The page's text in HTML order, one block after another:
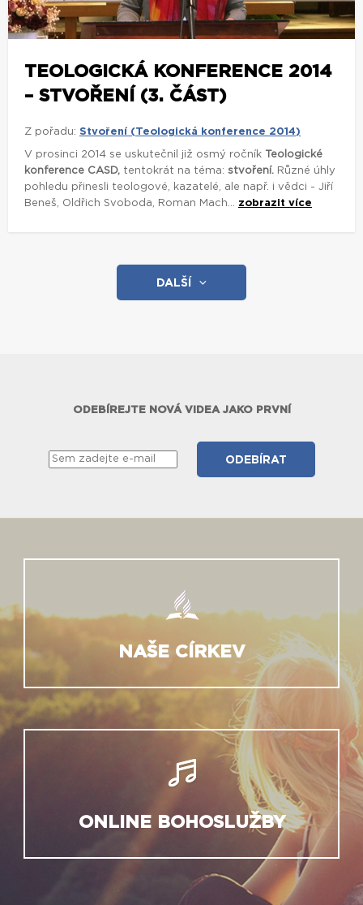
TEOLOGICKÁ KONFERENCE 2014
– STVOŘENÍ (3. ČÁST)
Z pořadu: Stvoření (Teologická konference 2014)
V prosinci 2014 se uskutečnil již osmý ročník
Teologické
konference CASD, tentokrát na téma: stvoření. Různé úhly
pohledu přinesli teologové, kazatelé, ale např. i vědci - Jiří
Beneš, Oldřich Svoboda, Roman Mach... zobrazit více
DALŠÍ
ODEBÍREJTE NOVÁ VIDEA JAKO PRVNÍ
NAŠE CÍRKEV
ONLINE BOHOSLUŽBY